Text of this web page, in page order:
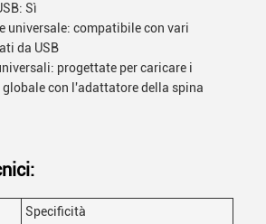
Sì
universale: compatibile con vari
da USB
progettate per caricare i
con l'adattatore della spina
Specificità